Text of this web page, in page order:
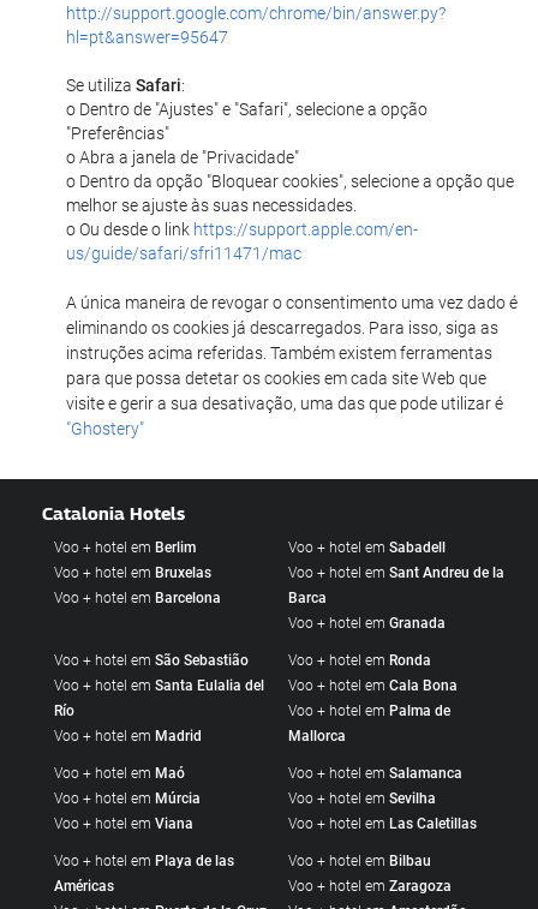
http://support.google.com/chrome/bin/answer.py?
hl=pt&answer=95647
Se utiliza Safari:
o Dentro de "Ajustes" e "Safari", selecione a opção
"Preferências"
o Abra a janela de "Privacidade"
o Dentro da opção "Bloquear cookies", selecione a opção que
melhor se ajuste às suas necessidades.
o Ou desde o link https://support.apple.com/en-
us/guide/safari/sfri11471/mac
A única maneira de revogar o consentimento uma vez dado é
eliminando os cookies já descarregados. Para isso, siga as
instruções acima referidas. Também existem ferramentas
para que possa detetar os cookies em cada site Web que
visite e gerir a sua desativação, uma das que pode utilizar é
"Ghostery"
Catalonia Hotels
Voo + hotel em Berlim
Voo + hotel em Bruxelas
Voo + hotel em Barcelona
Voo + hotel em Sabadell
Voo + hotel em Sant Andreu de la
Barca
Voo + hotel em Granada
Voo + hotel em São Sebastião
Voo + hotel em Santa Eulalia del
Río
Voo + hotel em Madrid
Voo + hotel em Ronda
Voo + hotel em Cala Bona
Voo + hotel em Palma de
Mallorca
Voo + hotel em Maó
Voo + hotel em Múrcia
Voo + hotel em Viana
Voo + hotel em Salamanca
Voo + hotel em Sevilha
Voo + hotel em Las Caletillas
Voo + hotel em Playa de las
Américas
Voo + hotel em Bilbau
Voo + hotel em Zaragoza